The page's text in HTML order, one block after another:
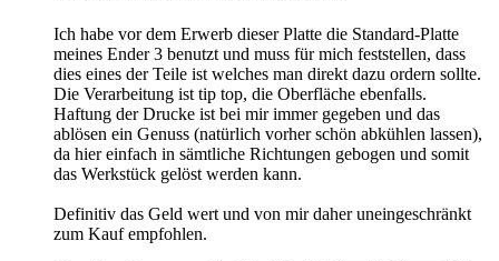
Ich habe vor dem Erwerb dieser Platte die Standard-Platte
meines Ender 3 benutzt und muss für mich feststellen, dass
dies eines der Teile ist welches man direkt dazu ordern sollte.
Die Verarbeitung ist tip top, die Oberfläche ebenfalls.
Haftung der Drucke ist bei mir immer gegeben und das
ablösen ein Genuss (natürlich vorher schön abkühlen lassen),
da hier einfach in sämtliche Richtungen gebogen und somit
das Werkstück gelöst werden kann.
Definitiv das Geld wert und von mir daher uneingeschränkt
zum Kauf empfohlen.